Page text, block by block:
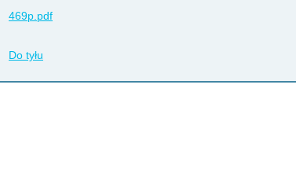
469p.pdf
Do tyłu